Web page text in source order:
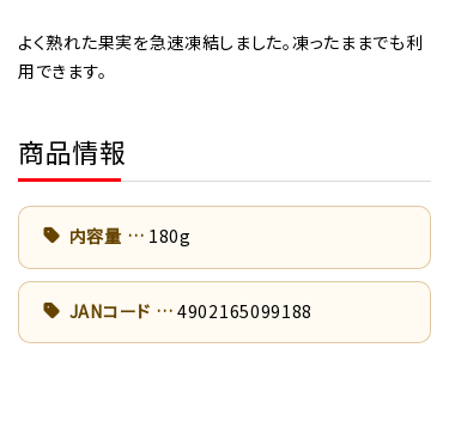
よく熟れた果実を急速凍結しました。凍ったままでも利
用できます。
商品情報
内容量 180g
JANコード 4902165099188